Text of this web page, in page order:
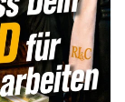
viel ist für